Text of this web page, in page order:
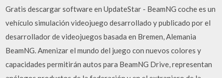
Gratis descargar software en UpdateStar - BeamNG coche es un
vehículo simulación videojuego desarrollado y publicado por el
desarrollador de videojuegos basada en Bremen, Alemania
BeamNG. Amenizar el mundo del juego con nuevos colores y
capacidades permitirán autos para BeamNG Drive, representan